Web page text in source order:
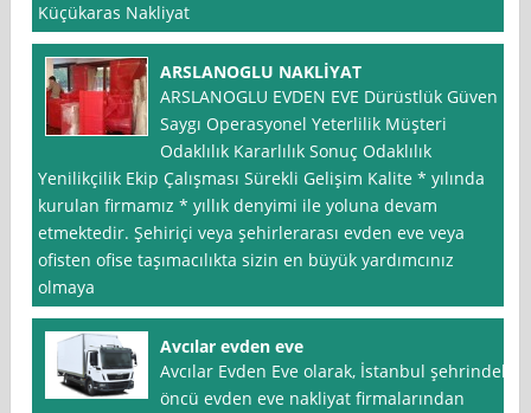
Küçükaras Nakliyat
ARSLANOGLU NAKLİYAT
ARSLANOGLU EVDEN EVE Dürüstlük Güven
Saygı Operasyonel Yeterlilik Müşteri
Odaklılık Kararlılık Sonuç Odaklılık
Yenilikçilik Ekip Çalışması Sürekli Gelişim Kalite * yılında
kurulan firmamız * yıllık denyimi ile yoluna devam
etmektedir. Şehiriçi veya şehirlerarası evden eve veya
ofisten ofise taşımacılıkta sizin en büyük yardımcınız
olmaya
Avcılar evden eve
Avcılar Evden Eve olarak, İstanbul şehrindeki
öncü evden eve nakliyat firmalarından